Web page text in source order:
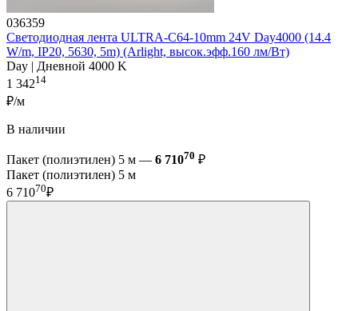
036359
Светодиодная лента ULTRA-C64-10mm 24V Day4000 (14.4
W/m, IP20, 5630, 5m) (Arlight, высок.эфф.160 лм/Вт)
Day | Дневной 4000 K
1 34214
₽/м
В наличии
Пакет (полиэтилен) 5 м — 6 71070 ₽
Пакет (полиэтилен) 5 м
6 71070₽